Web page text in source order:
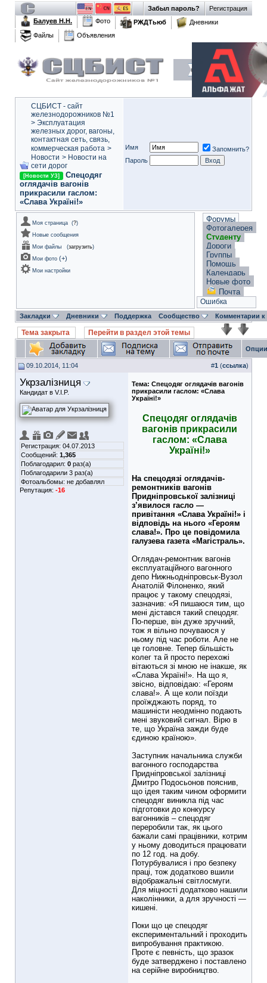
Регистрация
Забыл пароль?
Балуев Н.Н.
Фото РЖДТьюб
Дневники
Файлы
Объявления
СЦБИСТ - сайт
железнодорожников №1
> Эксплуатация
железных дорог, вагоны,
контактная сеть, связь,
коммерческая работа >
Новости > Новости на
сети дорог
[Новости УЗ]
Спецодяг
оглядачів вагонів
прикрасили гаслом:
«Слава Україні!»
Имя
Запомнить?
Пароль
Моя страница (?)
Новые сообщения
Мои файлы
(загрузить)
Мои фото (+)
Мои настройки
Форумы
Фотогалерея
Студенту
Дороги
Группы
Помощь
Календарь
Новые фото
Почта
Ошибка
Закладки Дневники Поддержка Сообщество Комментарии
Тема закрыта Перейти в раздел этой темы
09.10.2014, 11:04 #1 (ссылка)
Укрзалізниця
Кандидат в V.I.P.
Регистрация: 04.07.2013
Сообщений: 1,365
Поблагодарил: 0 раз(а)
Поблагодарили 3 раз(а)
Фотоальбомы: не добавлял
Репутация: -16
Тема: Спецодяг оглядачів вагонів
прикрасили гаслом: «Слава
Україні!»
Спецодяг оглядачів
вагонів прикрасили
гаслом: «Слава
Україні!»
На спецодязі оглядачів-
ремонтників вагонів
Придніпровської залізниці
з’явилося гасло —
привітання «Слава Україні!» і
відповідь на нього «Героям
слава!». Про це повідомила
галузева газета «Магістраль».
Оглядач-ремонтник вагонів
експлуатаційного вагонного
депо Нижньодніпровськ-Вузол
Анатолій Філоненко, який
працює у такому спецодязі,
зазначив: «Я пишаюся тим, що
мені дістався такий спецодяг.
По-перше, він дуже зручний,
тож я вільно почуваюся у
ньому під час роботи. Але не
це головне. Тепер більшість
колег та й просто перехожі
вітаються зі мною не інакше, як
«Слава Україні!». На що я,
звісно, відповідаю: «Героям
слава!». А ще коли поїзди
проїжджають поряд, то
машиністи неодмінно подають
мені звуковий сигнал. Вірю в
те, що Україна зажди буде
єдиною країною».
Заступник начальника служби
вагонного господарства
Придніпровської залізниці
Дмитро Подосьонов пояснив,
що ідея таким чином оформити
спецодяг виникла під час
підготовки до конкурсу
вагонників – спецодяг
переробили так, як цього
бажали самі працівники, котрим
у ньому доводиться працювати
по 12 год. на добу.
Потурбувалися і про безпеку
праці, тож додатково вшили
відображальні світлосмуги.
Для міцності додатково нашили
наколінники, а для зручності —
кишені.
Поки що це спецодяг
експериментальний і проходить
випробування практикою.
Проте є певність, що зразок
буде затверджено і поставлено
на серійне виробництво.